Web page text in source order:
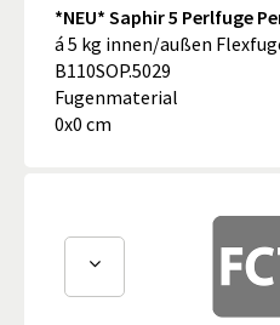
*NEU* Saphir 5 Perlfuge
á 5 kg innen/außen
B110SOP.5029
Fugenmaterial
0x0 cm